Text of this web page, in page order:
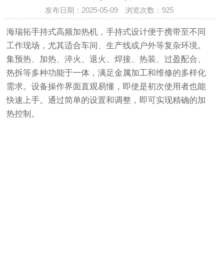
发布日期：2025-05-09 浏览次数： 925
海瑞拓手持式高频加热机，手持式设计便于携带至不同
工作现场，尤其适合车间、生产线或户外等复杂环境。
集预热、加热、淬火、退火、焊接、热装、过盈配合、
热拆等多种功能于一体，满足金属加工和维修的多样化
需求。设备操作界面直观易懂，即使是初次使用者也能
快速上手。通过简单的设置和调整，即可实现精确的加
热控制。